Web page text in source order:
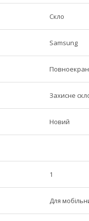
Скло
Samsung
Захисне
Новий
1
Для